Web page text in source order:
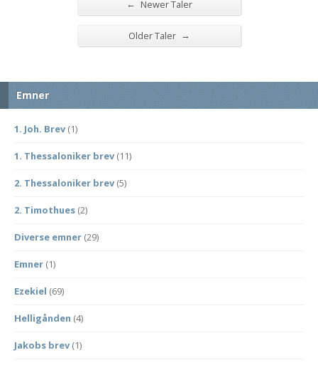
← Newer Taler
Older Taler →
Emner
1. Joh. Brev (1)
1. Thessaloniker brev (11)
2. Thessaloniker brev (5)
2. Timothues (2)
Diverse emner (29)
Emner (1)
Ezekiel (69)
Helligånden (4)
Jakobs brev (1)